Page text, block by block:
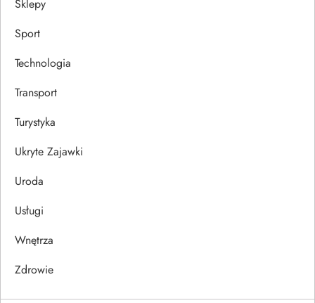
Sklepy
Sport
Technologia
Transport
Turystyka
Ukryte Zajawki
Uroda
Usługi
Wnętrza
Zdrowie